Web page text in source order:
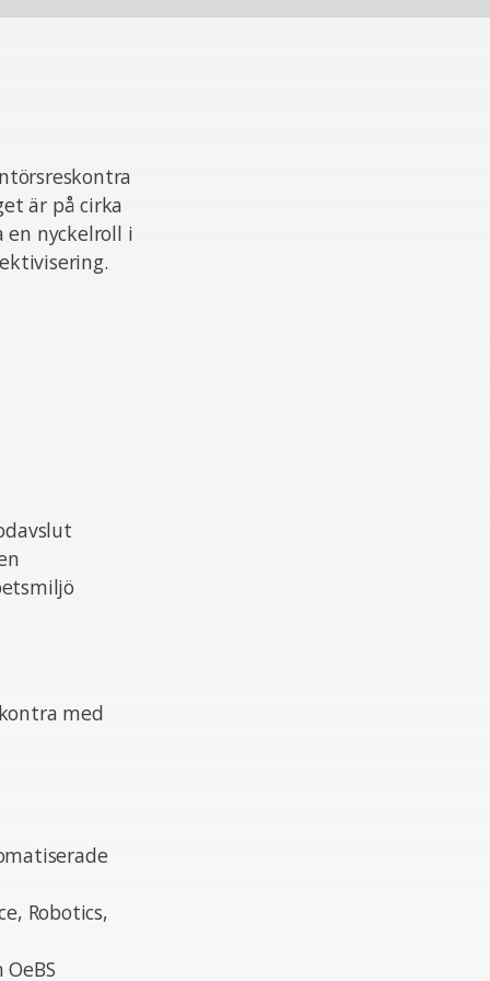
är på cirka
nyckelroll i
med
Robotics,